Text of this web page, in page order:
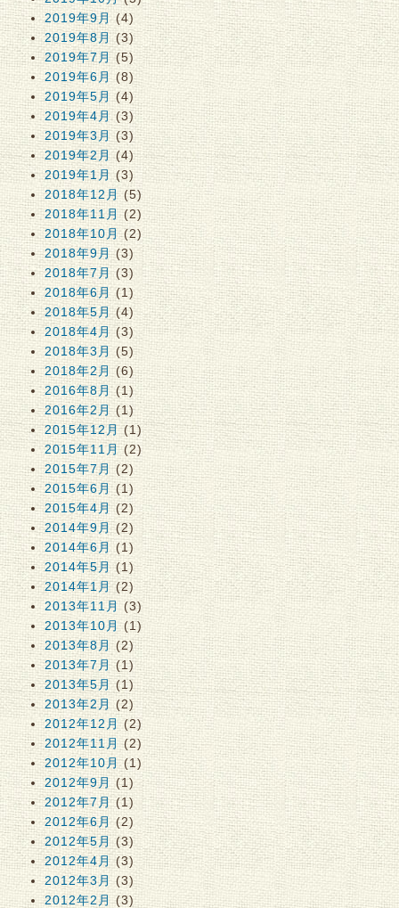
2019年9月(4)
2019年8月(3)
2019年7月(5)
2019年6月 (8)
2019年5月 (4)
2019年4月 (3)
2019年3月(3)
2019年2月(4)
2019年1月 (3)
2018年12月(5)
2018年11月 (2)
2018年10月(2)
2018年9月(3)
2018年7月(3)
2018年6月(1)
2018年5月(4)
2018年4月(3)
2018年3月(5)
2018年2月 (6)
2016年8月(1)
2016年2月(1)
2015年12月(1)
2015年11月(2)
2015年7月 (2)
2015年6月(1)
2015年4月(2)
2014年9月(2)
2014年6月 (1)
2014年5月(1)
2014年1月(2)
2013年11月 (3)
2013年10月(1)
2013年8月(2)
2013年7月(1)
2013年5月(1)
2013年2月 (2)
2012年12月 (2)
2012年11月 (2)
2012年10月(1)
2012年9月 (1)
2012年7月(1)
2012年6月(2)
2012年5月(3)
2012年4月 (3)
2012年3月(3)
2012年2月 (3)